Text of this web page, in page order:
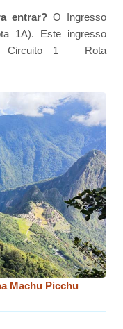
entrar?O Ingresso
1A). Este ingresso
Circuito 1 – Rota
Machu Picchu